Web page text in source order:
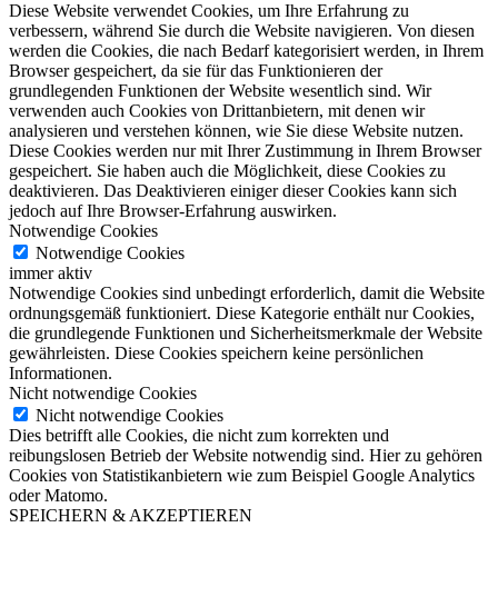
Diese Website verwendet Cookies, um Ihre Erfahrung zu
verbessern, während Sie durch die Website navigieren. Von diesen
werden die Cookies, die nach Bedarf kategorisiert werden, in Ihrem
Browser gespeichert, da sie für das Funktionieren der
grundlegenden Funktionen der Website wesentlich sind. Wir
verwenden auch Cookies von Drittanbietern, mit denen wir
analysieren und verstehen können, wie Sie diese Website nutzen.
Diese Cookies werden nur mit Ihrer Zustimmung in Ihrem Browser
gespeichert. Sie haben auch die Möglichkeit, diese Cookies zu
deaktivieren. Das Deaktivieren einiger dieser Cookies kann sich
jedoch auf Ihre Browser-Erfahrung auswirken.
Notwendige Cookies
Notwendige Cookies
immer aktiv
Notwendige Cookies sind unbedingt erforderlich, damit die Website
ordnungsgemäß funktioniert. Diese Kategorie enthält nur Cookies,
die grundlegende Funktionen und Sicherheitsmerkmale der Website
gewährleisten. Diese Cookies speichern keine persönlichen
Informationen.
Nicht notwendige Cookies
Nicht notwendige Cookies
Dies betrifft alle Cookies, die nicht zum korrekten und
reibungslosen Betrieb der Website notwendig sind. Hier zu gehören
Cookies von Statistikanbietern wie zum Beispiel Google Analytics
oder Matomo.
SPEICHERN & AKZEPTIEREN